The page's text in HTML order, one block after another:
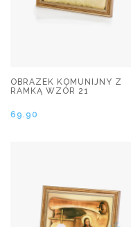
OBRAZEK KOMUNIJNY Z
RAMKĄ WZÓR 21
69.90